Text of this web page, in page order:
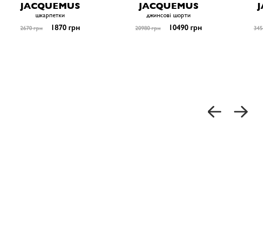
JACQUEMUS
шкарпетки
2670 грн 1870 грн
JACQUEMUS
джинсові шорти
20980 грн 10490 грн